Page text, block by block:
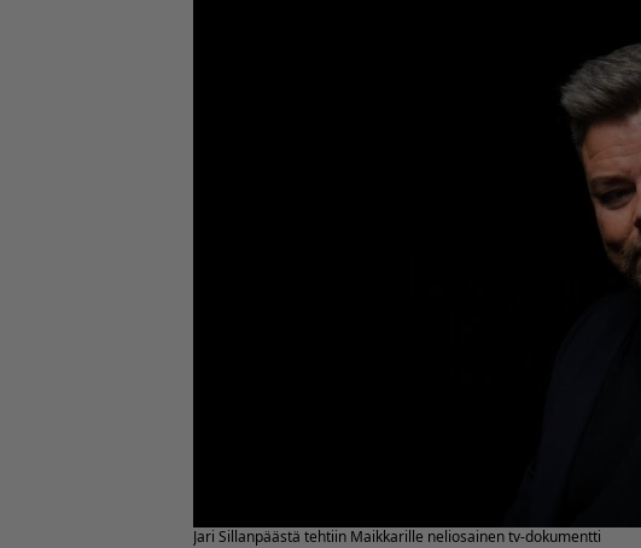
Jari Sillanpäästä tehtiin Maikkarille neliosainen tv-dokumentti